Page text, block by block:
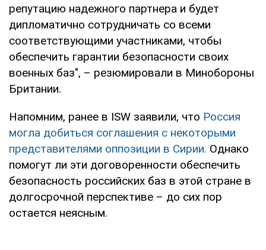
репутацию надежного партнера и будет
дипломатично сотрудничать со всеми
соответствующими участниками, чтобы
обеспечить гарантии безопасности своих
военных баз", – резюмировали в Минобороны
Британии.
Напомним, ранее в ISW заявили, что Россия
могла добиться соглашения с некоторыми
представителями оппозиции в Сирии. Однако
помогут ли эти договоренности обеспечить
безопасность российских баз в этой стране в
долгосрочной перспективе – до сих пор
остается неясным.